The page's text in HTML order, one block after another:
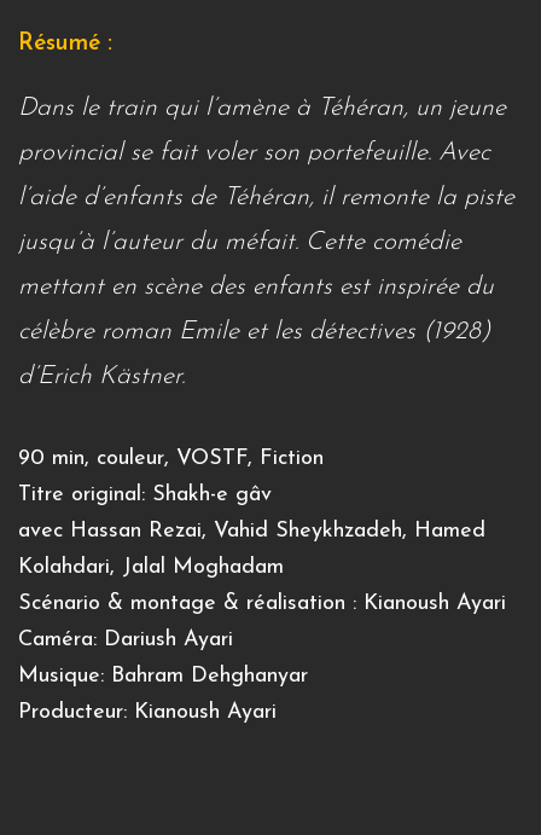
Résumé :
Dans le train qui l’amène à Téhéran, un jeune
provincial se fait voler son portefeuille. Avec
l’aide d’enfants de Téhéran, il remonte la piste
jusqu’à l’auteur du méfait. Cette comédie
mettant en scène des enfants est inspirée du
célèbre roman Emile et les détectives (1928)
d’Erich Kästner.
90 min, couleur, VOSTF, Fiction
Titre original: Shakh-e gâv
avec Hassan Rezai, Vahid Sheykhzadeh, Hamed
Kolahdari, Jalal Moghadam
Scénario & montage & réalisation : Kianoush Ayari
Caméra: Dariush Ayari
Musique: Bahram Dehghanyar
Producteur: Kianoush Ayari